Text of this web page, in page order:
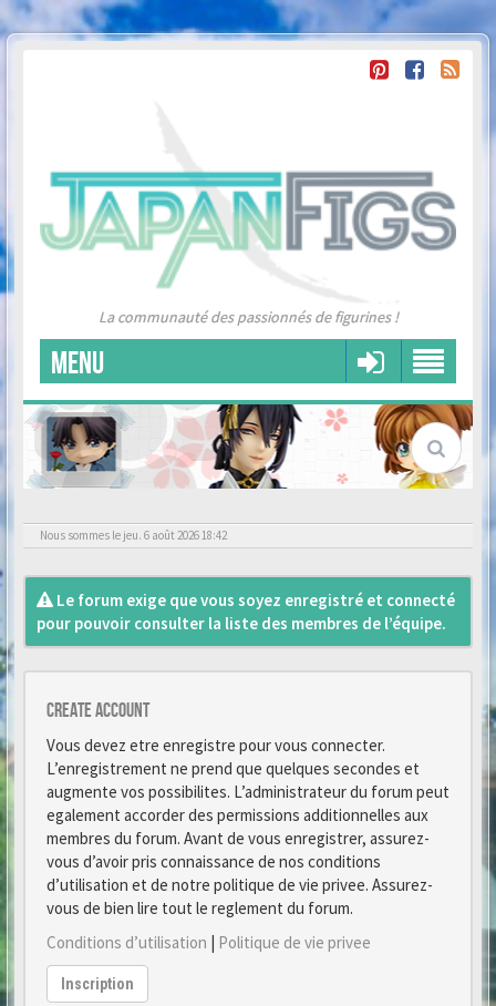
La communauté des passionnés de figurines !
MENU
Nous sommes le jeu. 6 août 2026 18:42
Le forum exige que vous soyez enregistré et connecté
pour pouvoir consulter la liste des membres de l’équipe.
Create account
Vous devez etre enregistre pour vous connecter.
L’enregistrement ne prend que quelques secondes et
augmente vos possibilites. L’administrateur du forum peut
egalement accorder des permissions additionnelles aux
membres du forum. Avant de vous enregistrer, assurez-
vous d’avoir pris connaissance de nos conditions
d’utilisation et de notre politique de vie privee. Assurez-
vous de bien lire tout le reglement du forum.
Conditions d’utilisation | Politique de vie privee
Inscription